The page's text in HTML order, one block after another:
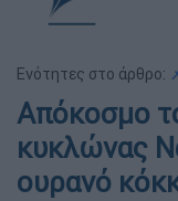
Ενότητες στο άρθρο:
Απόκοσμο
κυκλώνας
ουρανό